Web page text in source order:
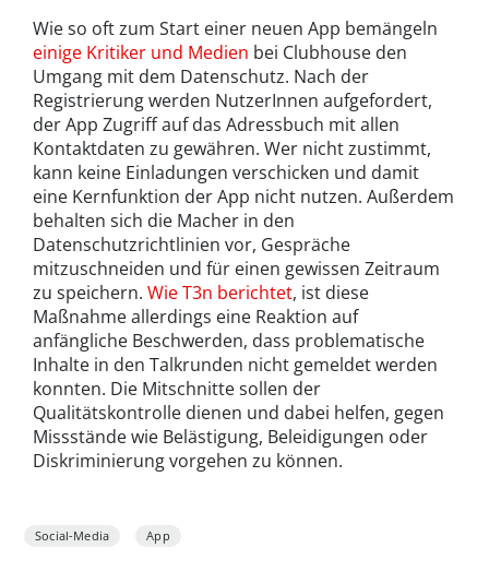
Wie so oft zum Start einer neuen App bemängeln
einige Kritiker und Medien bei Clubhouse den
Umgang mit dem Datenschutz. Nach der
Registrierung werden NutzerInnen aufgefordert,
der App Zugriff auf das Adressbuch mit allen
Kontaktdaten zu gewähren. Wer nicht zustimmt,
kann keine Einladungen verschicken und damit
eine Kernfunktion der App nicht nutzen. Außerdem
behalten sich die Macher in den
Datenschutzrichtlinien vor, Gespräche
mitzuschneiden und für einen gewissen Zeitraum
zu speichern. Wie T3n berichtet, ist diese
Maßnahme allerdings eine Reaktion auf
anfängliche Beschwerden, dass problematische
Inhalte in den Talkrunden nicht gemeldet werden
konnten. Die Mitschnitte sollen der
Qualitätskontrolle dienen und dabei helfen, gegen
Missstände wie Belästigung, Beleidigungen oder
Diskriminierung vorgehen zu können.
Social-Media App